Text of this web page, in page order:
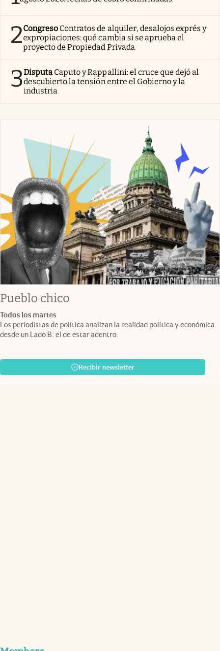
2Congreso Contratos de alquiler, desalojos exprés y
expropiaciones: qué cambia si se aprueba el
proyecto de Propiedad Privada
3Disputa Caputo y Rappallini: el cruce que dejó al
descubierto la tensión entre el Gobierno y la
industria
Pueblo chico
Todos los martes
Los periodistas de política analizan la realidad política y económica
desde un Lado B: el de estar adentro.
Recibir newsletter